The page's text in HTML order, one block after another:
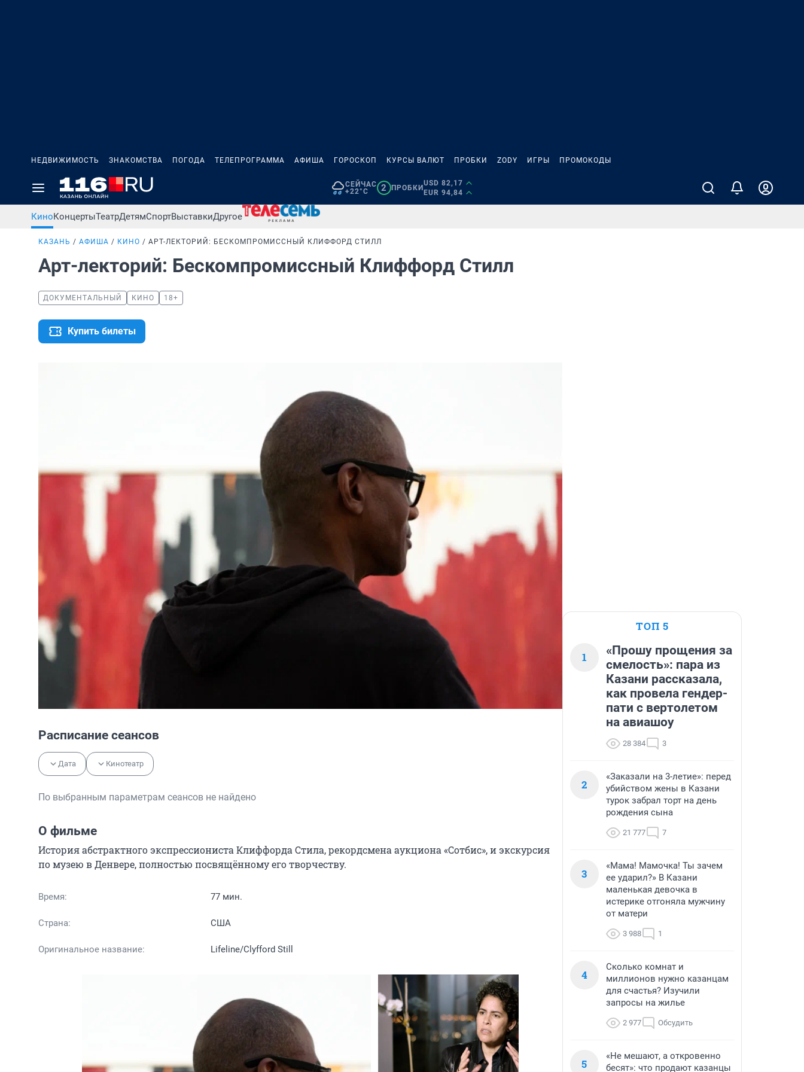
НЕДВИЖИМОСТЬ ЗНАКОМСТВА ПОГОДА ТЕЛЕПРОГРАММА АФИША ГОРОСКОП КУРСЫ ВАЛЮТ ПРОБКИ ZODY ИГРЫ ПРОМОКОДЫ
СЕЙЧАС
+22°C
2 ПРОБКИ
USD 82,17
EUR 94,84
КиноКонцертыТеатрДетямСпортВыставкиДругое
КАЗАНЬ АФИША КИНО АРТ-ЛЕКТОРИЙ: БЕСКОМПРОМИССНЫЙ КЛИФФОРД СТИЛЛ
Арт-лекторий: Бескомпромиссный Клиффорд Стилл
ДОКУМЕНТАЛЬНЫЙ КИНО 18+
Купить билеты
Расписание сеансов
Дата Кинотеатр
По выбранным параметрам сеансов не найдено
О фильме
История абстрактного экспрессиониста Клиффорда Стила, рекордсмена аукциона «Сотбис», и экскурсия
по музею в Денвере, полностью посвящённому его творчеству.
Время: 77 мин.
Страна: США
Оригинальное название: Lifeline/Clyfford Still
ТОП 5
1
«Прошу прощения за
смелость»: пара из
Казани рассказала,
как провела гендер-
пати с вертолетом
на авиашоу
28 384 3
2
«Заказали на 3-летие»: перед
убийством жены в Казани
турок забрал торт на день
рождения сына
21 777 7
3
«Мама! Мамочка! Ты зачем
ее ударил?» В Казани
маленькая девочка в
истерике отгоняла мужчину
от матери
3 988 1
4
Сколько комнат и
миллионов нужно казанцам
для счастья? Изучили
запросы на жилье
2 977 Обсудить
5
«Не мешают, а откровенно
бесят»: что продают казанцы